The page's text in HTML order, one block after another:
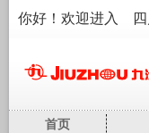
你好！欢迎进入 四
首页